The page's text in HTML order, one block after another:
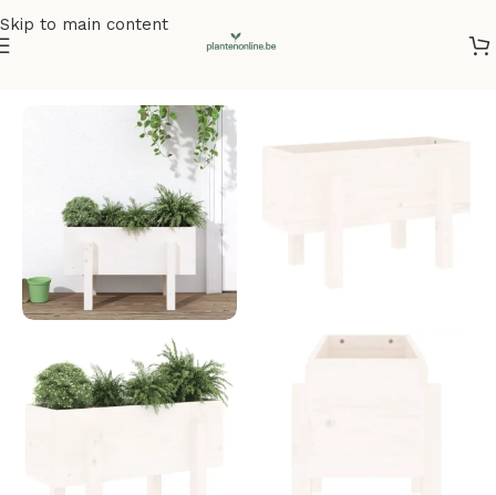
Skip to main content